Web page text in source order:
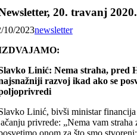
20. travanj 2020.
10/2023newsletter
Linić: Nema straha, pred
razvoj ikad ako se
Linić, bivši ministar
privrede: „Nema vam
onom za što smo